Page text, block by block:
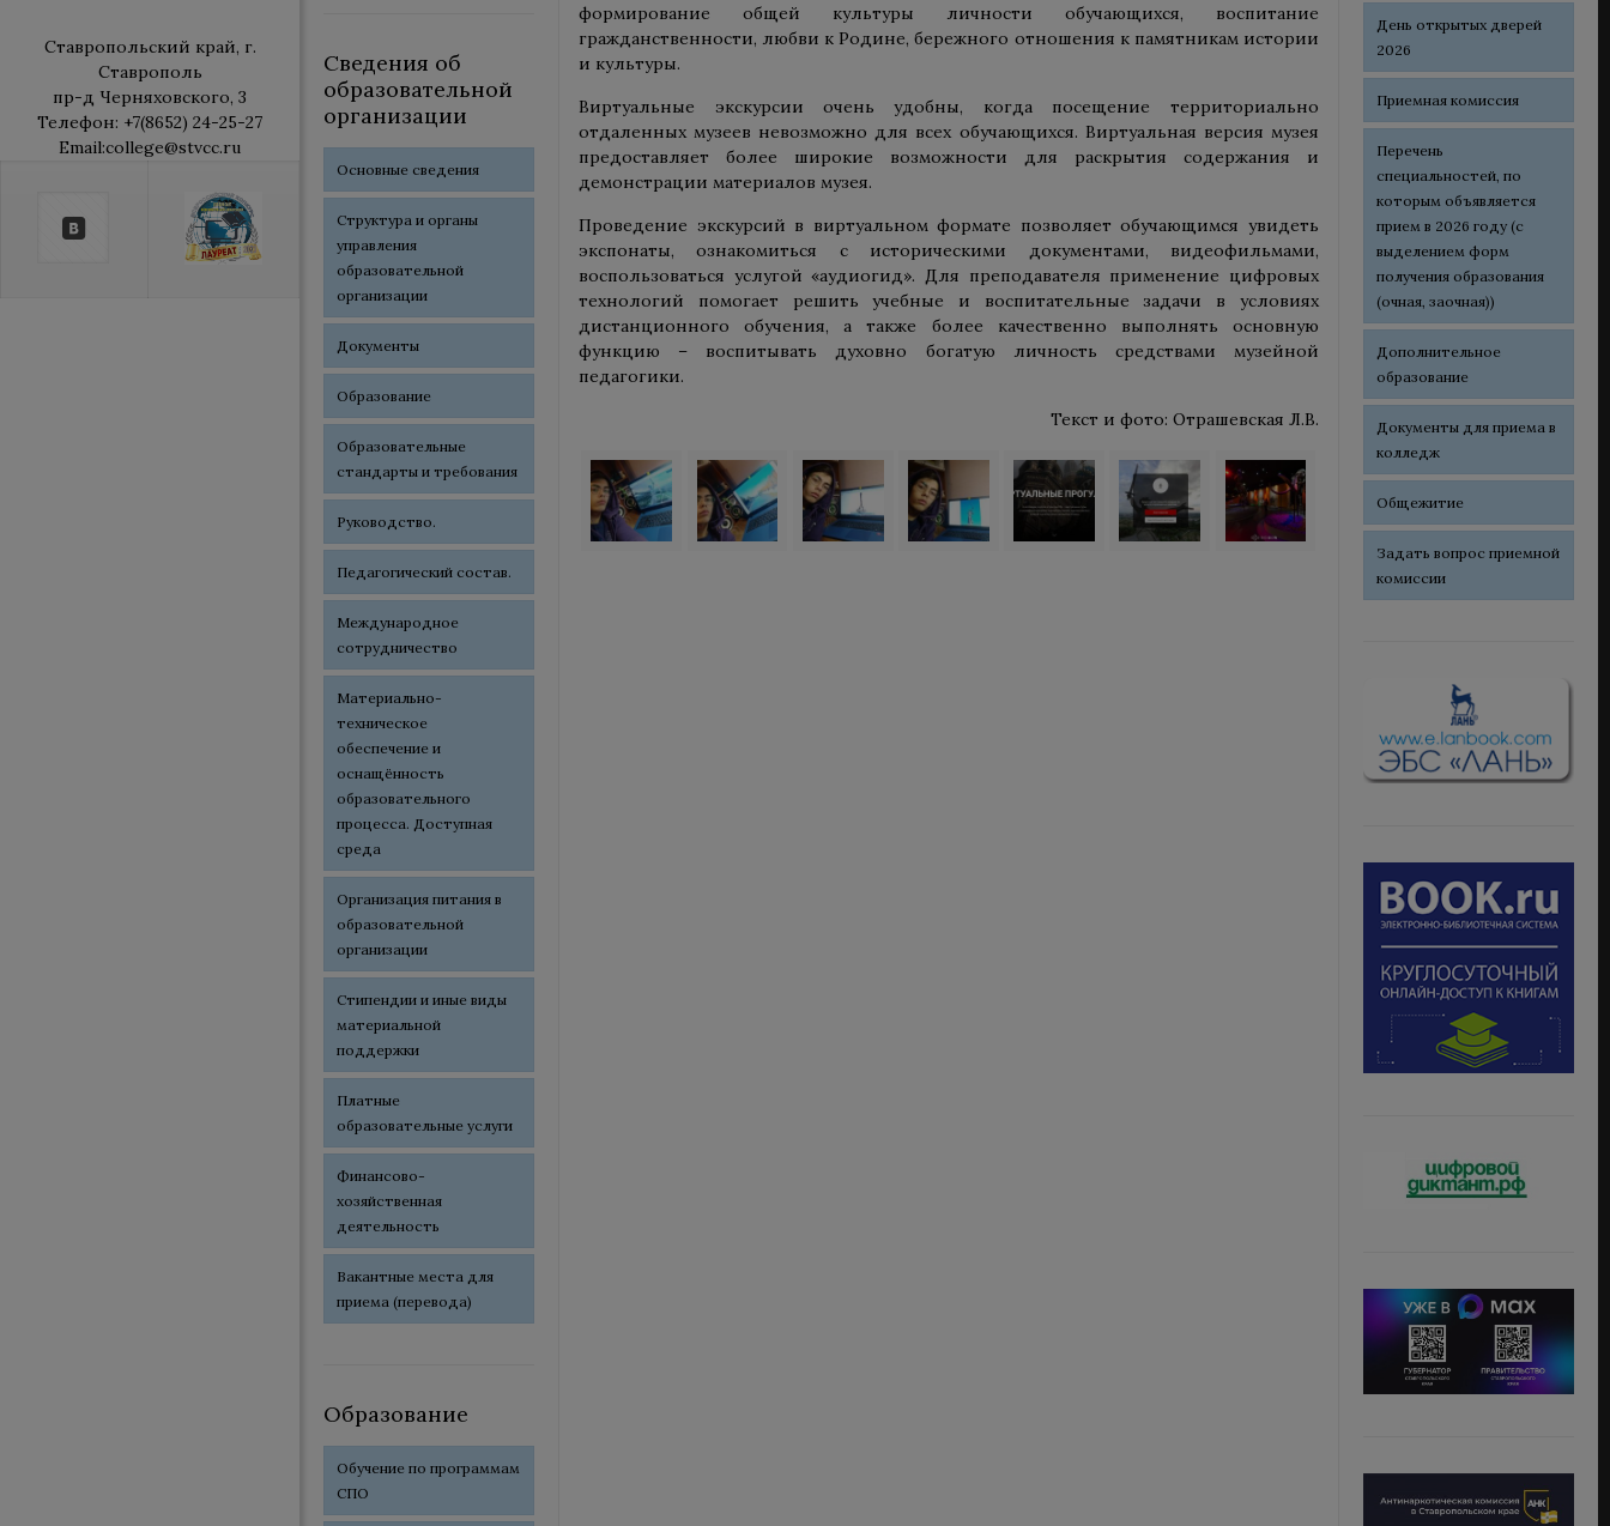
Ставропольский край, г.
Ставрополь
пр-д Черняховского, 3
Телефон: +7(8652) 24-25-27
Email:college@stvcc.ru
формирование общей культуры личности обучающихся, воспитание
гражданственности, любви к Родине, бережного отношения к памятникам истории
и культуры.
Виртуальные экскурсии очень удобны, когда посещение территориально
отдаленных музеев невозможно для всех обучающихся. Виртуальная версия музея
предоставляет более широкие возможности для раскрытия содержания и
демонстрации материалов музея.
Проведение экскурсий в виртуальном формате позволяет обучающимся увидеть
экспонаты, ознакомиться с историческими документами, видеофильмами,
воспользоваться услугой «аудиогид». Для преподавателя применение цифровых
технологий помогает решить учебные и воспитательные задачи в условиях
дистанционного обучения, а также более качественно выполнять основную
функцию – воспитывать духовно богатую личность средствами музейной
педагогики.
Текст и фото: Отрашевская Л.В.
Сведения об
образовательной
организации
Основные сведения
Структура и органы
управления
образовательной
организации
Документы
Образование
Образовательные
стандарты и требования
Руководство.
Педагогический состав.
Международное
сотрудничество
Материально-
техническое
обеспечение и
оснащённость
образовательного
процесса. Доступная
среда
Организация питания в
образовательной
организации
Стипендии и иные виды
материальной
поддержки
Платные
образовательные услуги
Финансово-
хозяйственная
деятельность
Вакантные места для
приема (перевода)
Образование
Обучение по программам
СПО
День открытых дверей
2026
Приемная комиссия
Перечень
специальностей, по
которым объявляется
прием в 2026 году (с
выделением форм
получения образования
(очная, заочная))
Дополнительное
образование
Документы для приема в
колледж
Общежитие
Задать вопрос приемной
комиссии